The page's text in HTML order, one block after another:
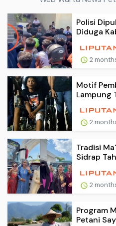
Polisi
Diduga
2
Motif
Lampung
2
Tradisi
Sidrap
2
Program
Petani